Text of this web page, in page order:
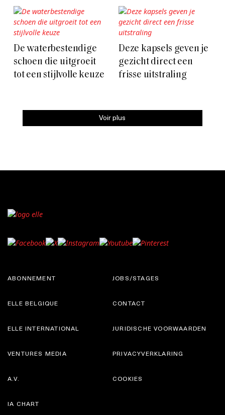
De waterbestendige
schoen die uitgroeit
tot een stijlvolle keuze
Deze kapsels geven je
gezicht direct een
frisse uitstraling
Voir plus
ABONNEMENT
ELLE BELGIQUE
JOBS/STAGES
CONTACT
ELLE INTERNATIONAL
VENTURES MEDIA
JURIDISCHE VOORWAARDEN
PRIVACYVERKLARING
A.V.
IA CHART
COOKIES